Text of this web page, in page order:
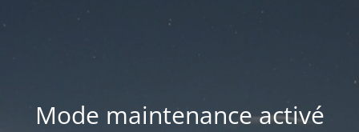
Mode maintenance activé